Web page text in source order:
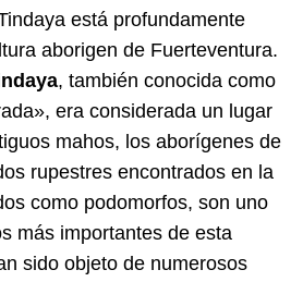
está profundamente
aborigen de Fuerteventura.
, también conocida como
era considerada un lugar
mahos, los aborígenes de
rupestres encontrados en la
como podomorfos, son uno
más importantes de esta
sido objeto de numerosos